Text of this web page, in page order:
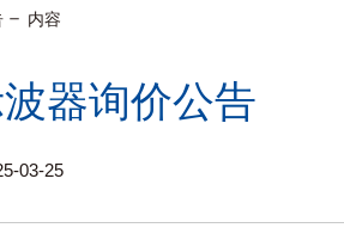
内容
器询价公告
03-25